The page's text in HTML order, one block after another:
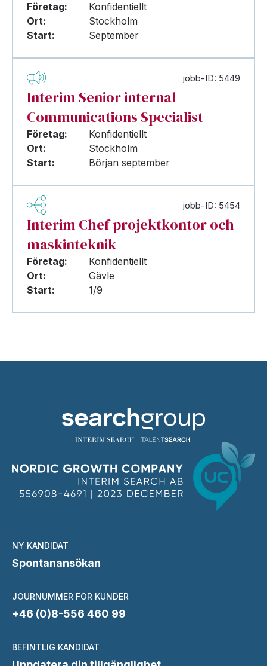
Företag:
Konfidentiellt
Ort:
Stockholm
Start:
September
jobb-ID: 5449
Interim Senior internal
Communications Specialist
Företag:
Konfidentiellt
Ort:
Stockholm
Start:
Början september
jobb-ID: 5454
Interim Chef projektkontor och
maskinteknik
Företag:
Konfidentiellt
Ort:
Gävle
Start:
1/9
NY KANDIDAT
Spontanansökan
JOURNUMMER FÖR KUNDER
+46 (0)8-556 460 99
BEFINTLIG KANDIDAT